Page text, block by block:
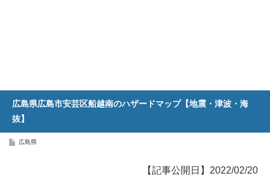
広島県広島市安芸区船越南のハザードマップ【地震・津波・海
抜】
広島県
【記事公開日】2022/02/20